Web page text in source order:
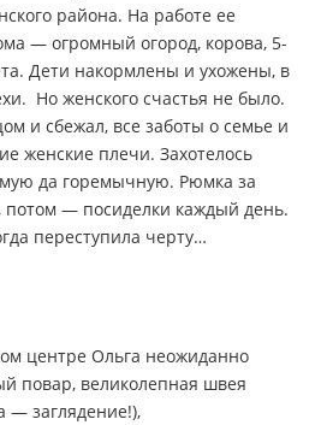
района. На работе ее
— огромный огород, корова, 5-
Дети накормлены и ухожены, в
Но женского счастья не было.
и сбежал, все заботы о семье и
женские плечи. Захотелось
да горемычную. Рюмка за
потом — посиделки каждый день.
переступила черту…
центре Ольга неожиданно
повар, великолепная швея
— заглядение!),